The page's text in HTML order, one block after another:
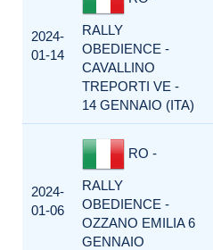
2024-
01-14
RALLY
OBEDIENCE -
CAVALLINO
TREPORTI VE -
14 GENNAIO (ITA)
2024-
01-06
RO -
RALLY
OBEDIENCE -
OZZANO EMILIA 6
GENNAIO